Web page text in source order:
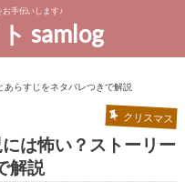
お手伝いします♪
samlog
らすじをネタバレつきで解説
クリスマス
は怖い？ストーリー
解説